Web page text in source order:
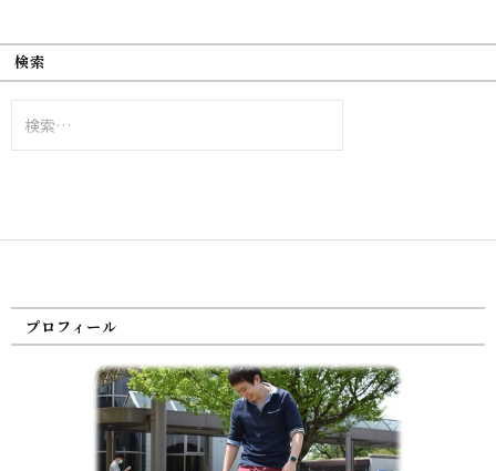
検索
索:
プロフィール